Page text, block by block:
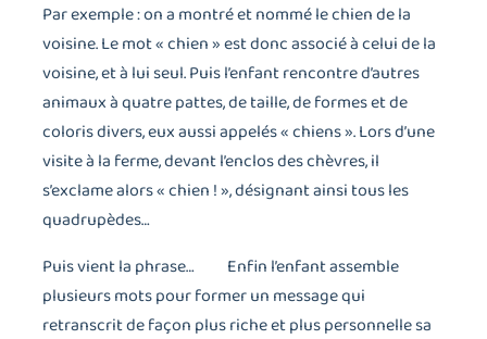
Par exemple : on a montré et nommé le chien de la
voisine. Le mot « chien » est donc associé à celui de la
voisine, et à lui seul. Puis l’enfant rencontre d’autres
animaux à quatre pattes, de taille, de formes et de
coloris divers, eux aussi appelés « chiens ». Lors d’une
visite à la ferme, devant l’enclos des chèvres, il
s’exclame alors « chien ! », désignant ainsi tous les
quadrupèdes…
Puis vient la phrase… Enfin l’enfant assemble
plusieurs mots pour former un message qui
retranscrit de façon plus riche et plus personnelle sa